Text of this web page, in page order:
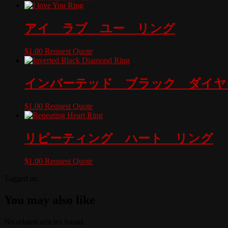
アイ ラブ ユー リング
$1.00 Request Quote
インバーテッド ブラック ダイ
$1.00 Request Quote
リピーティング ハート リング
$1.00 Request Quote